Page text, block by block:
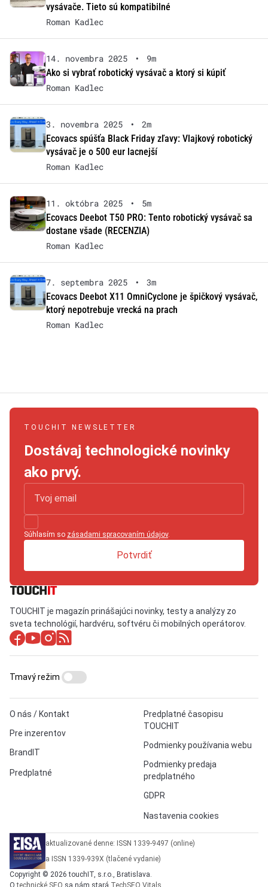
vysávače. Tieto sú kompatibilné
Roman Kadlec
14. novembra 2025 •
9m
Ako si vybrať robotický vysávač a ktorý si kúpiť
Roman Kadlec
3. novembra 2025 •
2m
Ecovacs spúšťa Black Friday zľavy: Vlajkový robotický
vysávač je o 500 eur lacnejší
Roman Kadlec
11. októbra 2025 •
5m
Ecovacs Deebot T50 PRO: Tento robotický vysávač sa
dostane všade (RECENZIA)
Roman Kadlec
7. septembra 2025 •
3m
Ecovacs Deebot X11 OmniCyclone je špičkový vysávač,
ktorý nepotrebuje vrecká na prach
Roman Kadlec
TOUCHIT NEWSLETTER
Dostávaj technologické novinky
ako prvý.
Súhlasím so zásadami spracovaním údajov.
Potvrdiť
TOUCHIT je magazín prinášajúci novinky, testy a analýzy zo
sveta technológií, hardvéru, softvéru či mobilných operátorov.
O nás / Kontakt
Pre inzerentov
BrandIT
Predplatné
Predplatné časopisu
TOUCHIT
Podmienky používania webu
Podmienky predaja
predplatného
GDPR
Nastavenia cookies
Tmavý režim
aktualizované denne: ISSN 1339-9497 (online)
a ISSN 1339-939X (tlačené vydanie)
Copyright © 2026 touchIT, s.r.o., Bratislava.